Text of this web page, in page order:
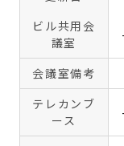
ビル共用会
議室
会議室備考
テレカンブ
ース